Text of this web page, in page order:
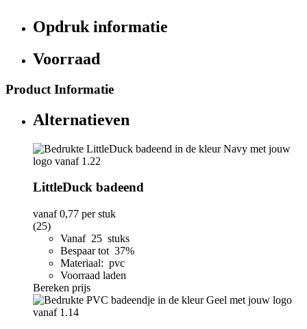
Opdruk informatie
Voorraad
Product Informatie
Alternatieven
LittleDuck badeend
vanaf0,77 per stuk
(25)
Vanaf 25 stuks
Bespaar tot 37%
Materiaal: pvc
Voorraad laden
Bereken prijs